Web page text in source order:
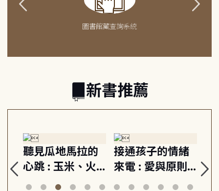
圖書館藏查詢系統
新書推薦
聽見瓜地馬拉的
心跳 : 玉米、火
山與信仰, 外交官
接通孩子的情緒
來電 : 愛與原則,
建立教養的安定
關